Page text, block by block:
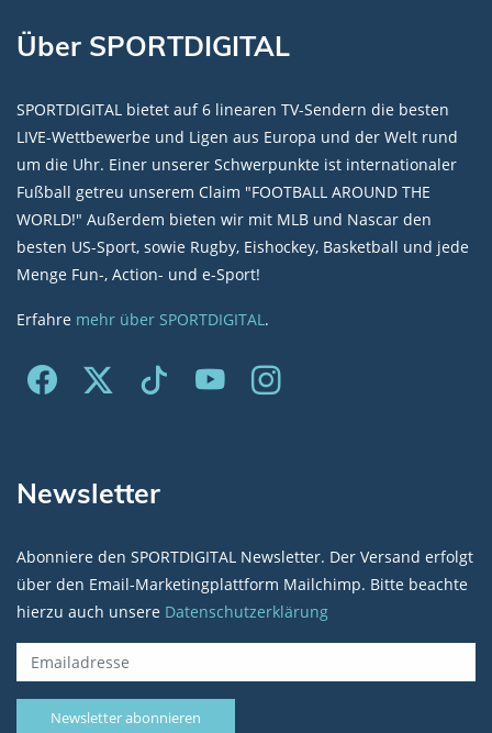
Über SPORTDIGITAL
SPORTDIGITAL bietet auf 6 linearen TV-Sendern die besten
LIVE-Wettbewerbe und Ligen aus Europa und der Welt rund
um die Uhr. Einer unserer Schwerpunkte ist internationaler
Fußball getreu unserem Claim "FOOTBALL AROUND THE
WORLD!" Außerdem bieten wir mit MLB und Nascar den
besten US-Sport, sowie Rugby, Eishockey, Basketball und jede
Menge Fun-, Action- und e-Sport!
Erfahre mehr über SPORTDIGITAL.
Newsletter
Abonniere den SPORTDIGITAL Newsletter. Der Versand erfolgt
über den Email-Marketingplattform Mailchimp. Bitte beachte
hierzu auch unsere Datenschutzerklärung